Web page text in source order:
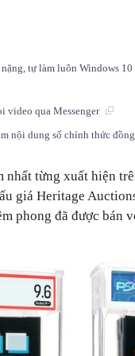
tự làm luôn Windows
video qua Messenger
nội dung số chính thức
nhất từng xuất hiện
giá Heritage
phong đã được bán